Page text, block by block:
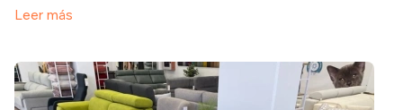
Leer más